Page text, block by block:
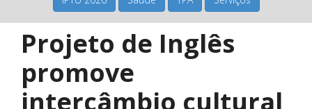
Projeto de Inglês
promove
intercâmbio cultural